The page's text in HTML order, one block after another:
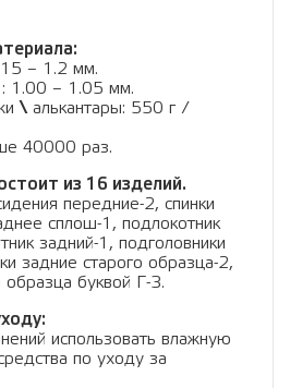
– 1.2 мм.
: 1.00 – 1.05 мм.
\алькантары: 550 г /
40000 раз.
из 16 изделий.
передние-2, спинки
сплош-1, подлокотник
задний-1, подголовники
задние старого образца-2,
образца буквой Г-3.
использовать влажную
по уходу за